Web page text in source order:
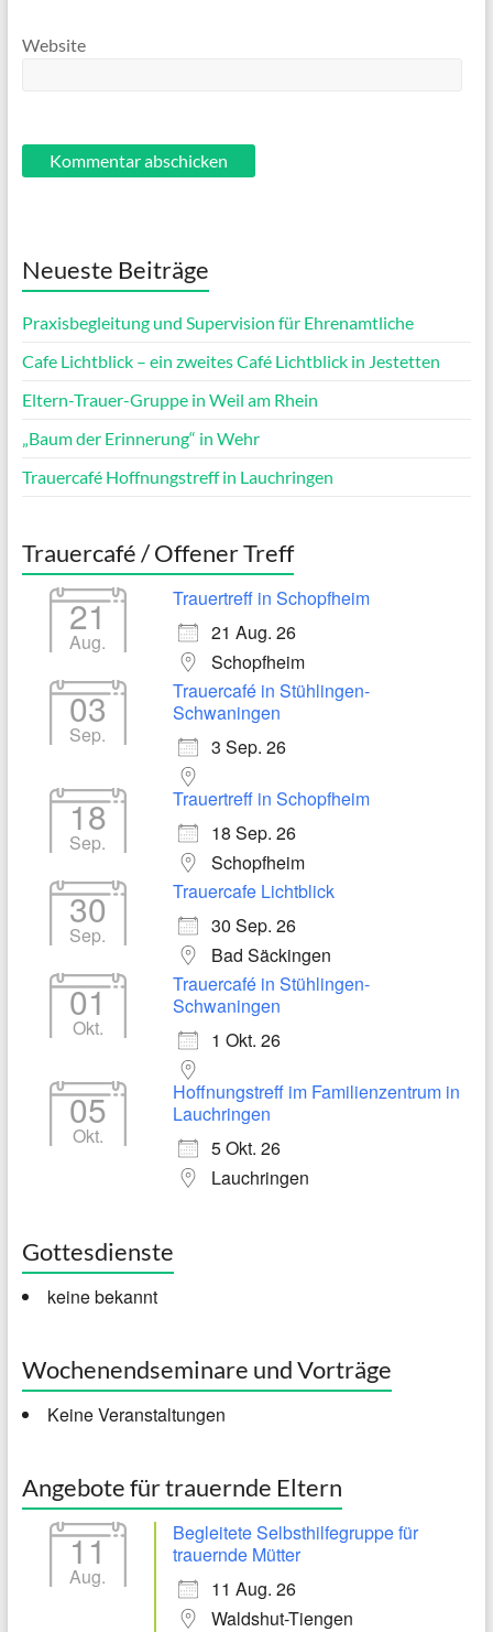
Website
Neueste Beiträge
Praxisbegleitung und Supervision für Ehrenamtliche
Cafe Lichtblick – ein zweites Café Lichtblick in Jestetten
Eltern-Trauer-Gruppe in Weil am Rhein
„Baum der Erinnerung“ in Wehr
Trauercafé Hoffnungstreff in Lauchringen
Trauercafé / Offener Treff
21
Aug.
Trauertreff in Schopfheim
21 Aug. 26
Schopfheim
03
Sep.
Trauercafé in Stühlingen-
Schwaningen
3 Sep. 26
18
Sep.
Trauertreff in Schopfheim
18 Sep. 26
Schopfheim
30
Sep.
Trauercafe Lichtblick
30 Sep. 26
Bad Säckingen
01
Okt.
Trauercafé in Stühlingen-
Schwaningen
1 Okt. 26
05
Okt.
Hoffnungstreff im Familienzentrum in
Lauchringen
5 Okt. 26
Lauchringen
Gottesdienste
keine bekannt
Wochenendseminare und Vorträge
Keine Veranstaltungen
Angebote für trauernde Eltern
11
Aug.
Begleitete Selbsthilfegruppe für
trauernde Mütter
11 Aug. 26
Waldshut-Tiengen